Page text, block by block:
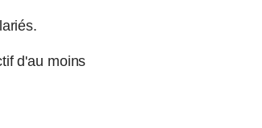
d'au moins